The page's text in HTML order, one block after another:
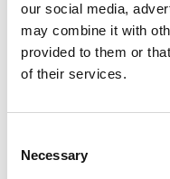
our social media,
may combine it with
provided to them or
of their services.
Selection
Necessary
Verschillende